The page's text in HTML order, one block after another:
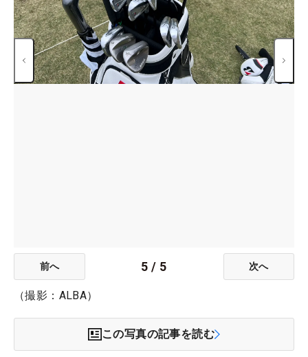
前へ 5 / 5 次へ
（撮影：ALBA）
この写真の記事を読む